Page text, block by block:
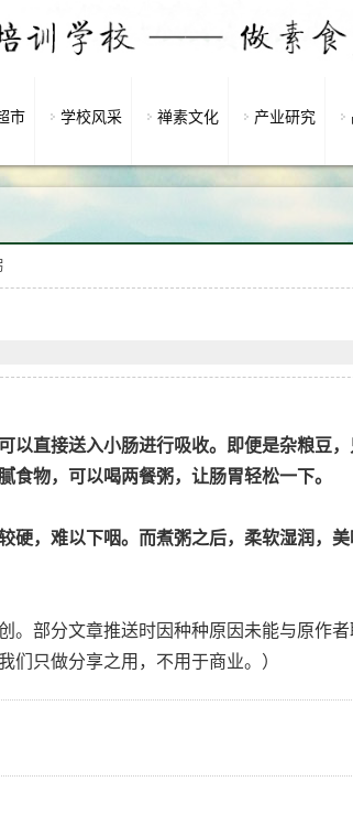
市 学校风采 禅素文化 产业研究
以直接送入小肠进行吸收。即便是杂粮豆
物，可以喝两餐粥，让肠胃轻松一下。
硬，难以下咽。而煮粥之后，柔软湿润，
。部分文章推送时因种种原因未能与原作者
们只做分享之用，不用于商业。）